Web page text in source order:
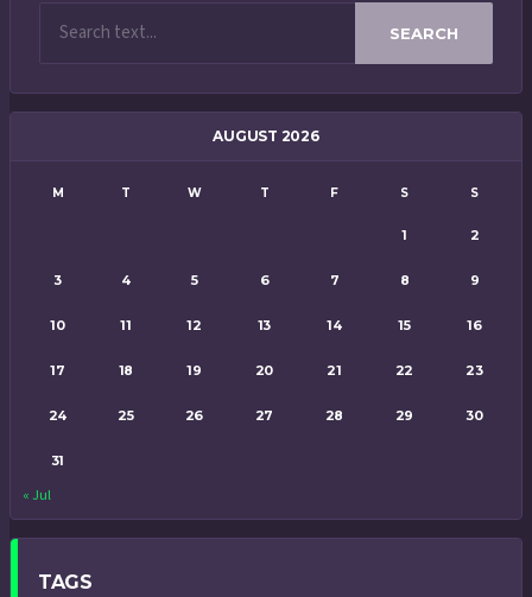
SEARCH
AUGUST 2026
M T W T F S S
1 2
3 4 5 6 7 8 9
10 11 12 13 14 15 16
17 18 19 20 21 22 23
24 25 26 27 28 29 30
31
« Jul
TAGS